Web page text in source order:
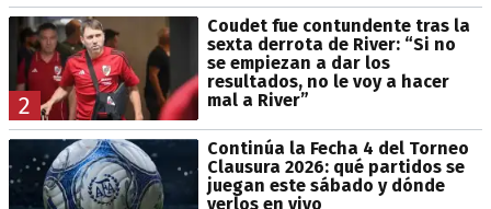
2
Coudet fue contundente tras la
sexta derrota de River: “Si no
se empiezan a dar los
resultados, no le voy a hacer
mal a River”
Continúa la Fecha 4 del Torneo
Clausura 2026: qué partidos se
juegan este sábado y dónde
verlos en vivo